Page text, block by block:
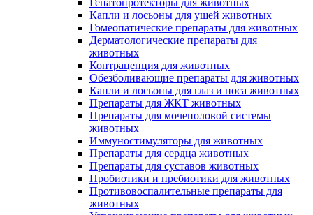
Гепатопротекторы для животных
Капли и лосьоны для ушей животных
Гомеопатические препараты для животных
Дерматологические препараты для
животных
Контрацепция для животных
Обезболивающие препараты для животных
Капли и лосьоны для глаз и носа животных
Препараты для ЖКТ животных
Препараты для мочеполовой системы
животных
Иммуностимуляторы для животных
Препараты для сердца животных
Препараты для суставов животных
Пробиотики и пребиотики для животных
Противовоспалительные препараты для
животных